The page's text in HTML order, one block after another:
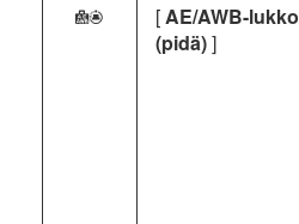
R [AE/AWB-lukko
(pidä)]